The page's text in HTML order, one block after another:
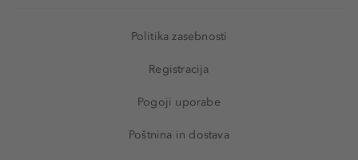
Politika zasebnosti
Registracija
Pogoji uporabe
Poštnina in dostava